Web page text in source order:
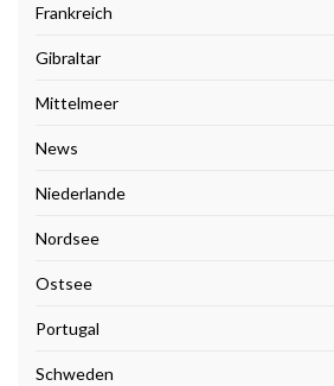
Frankreich
Gibraltar
Mittelmeer
News
Niederlande
Nordsee
Ostsee
Portugal
Schweden